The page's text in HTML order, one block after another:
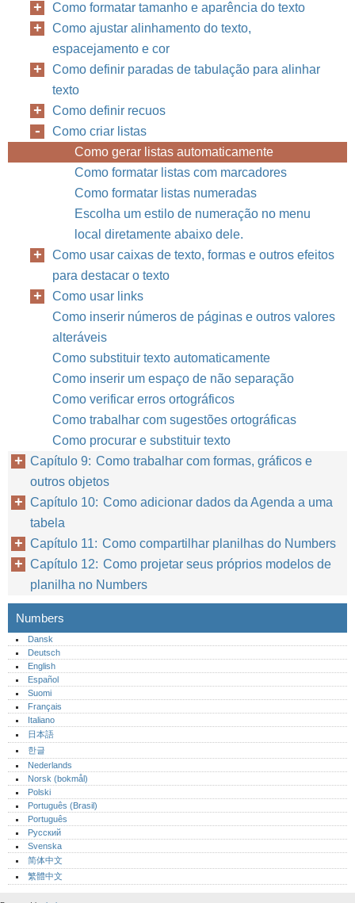
Como formatar tamanho e aparência do texto
Como ajustar alinhamento do texto,
espacejamento e cor
Como definir paradas de tabulação para alinhar
texto
Como definir recuos
Como criar listas
Como gerar listas automaticamente
Como formatar listas com marcadores
Como formatar listas numeradas
Escolha um estilo de numeração no menu
local diretamente abaixo dele.
Como usar caixas de texto, formas e outros efeitos
para destacar o texto
Como usar links
Como inserir números de páginas e outros valores
alteráveis
Como substituir texto automaticamente
Como inserir um espaço de não separação
Como verificar erros ortográficos
Como trabalhar com sugestões ortográficas
Como procurar e substituir texto
Capítulo 9: Como trabalhar com formas, gráficos e
outros objetos
Capítulo 10: Como adicionar dados da Agenda a uma
tabela
Capítulo 11: Como compartilhar planilhas do Numbers
Capítulo 12: Como projetar seus próprios modelos de
planilha no Numbers
Numbers
Dansk
Deutsch
English
Español
Suomi
Français
Italiano
日本語
한글
Nederlands
Norsk (bokmål)‎
Polski
Português (Brasil)
Português‎
Русский
Svenska
简体中文
繁體中文